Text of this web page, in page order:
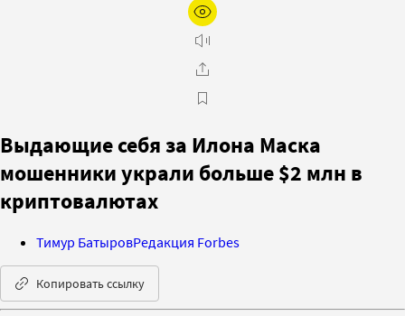
Выдающие себя за Илона Маска
мошенники украли больше $2 млн в
криптовалютах
Тимур БатыровРедакция Forbes
Копировать ссылку